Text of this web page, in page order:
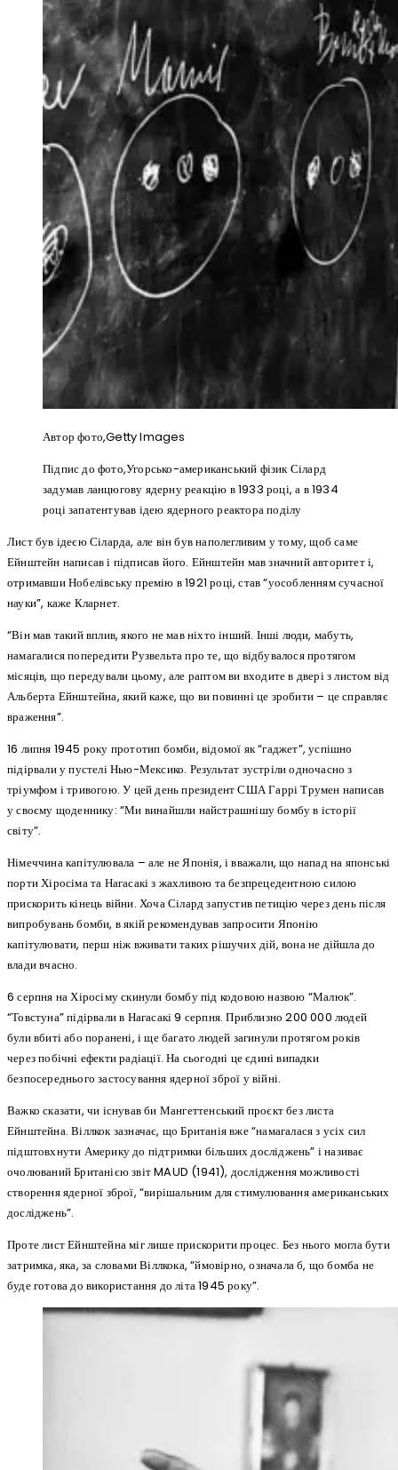
Автор фото,Getty Images
Підпис до фото,Угорсько-американський фізик Сілард
задумав ланцюгову ядерну реакцію в 1933 році, а в 1934
році запатентував ідею ядерного реактора поділу
Лист був ідеєю Сіларда, але він був наполегливим у тому, щоб саме
Ейнштейн написав і підписав його. Ейнштейн мав значний авторитет і,
отримавши Нобелівську премію в 1921 році, став “уособленням сучасної
науки”, каже Кларнет.
“Він мав такий вплив, якого не мав ніхто інший. Інші люди, мабуть,
намагалися попередити Рузвельта про те, що відбувалося протягом
місяців, що передували цьому, але раптом ви входите в двері з листом від
Альберта Ейнштейна, який каже, що ви повинні це зробити – це справляє
враження”.
16 липня 1945 року прототип бомби, відомої як “гаджет”, успішно
підірвали у пустелі Нью-Мексико. Результат зустріли одночасно з
тріумфом і тривогою. У цей день президент США Гаррі Трумен написав
у своєму щоденнику: “Ми винайшли найстрашнішу бомбу в історії
світу”.
Німеччина капітулювала – але не Японія, і вважали, що напад на японські
порти Хіросіма та Нагасакі з жахливою та безпрецедентною силою
прискорить кінець війни. Хоча Сілард запустив петицію через день після
випробувань бомби, в якій рекомендував запросити Японію
капітулювати, перш ніж вживати таких рішучих дій, вона не дійшла до
влади вчасно.
6 серпня на Хіросіму скинули бомбу під кодовою назвою “Малюк”.
“Товстуна” підірвали в Нагасакі 9 серпня. Приблизно 200 000 людей
були вбиті або поранені, і ще багато людей загинули протягом років
через побічні ефекти радіації. На сьогодні це єдині випадки
безпосереднього застосування ядерної зброї у війні.
Важко сказати, чи існував би Мангеттенський проєкт без листа
Ейнштейна. Віллкок зазначає, що Британія вже “намагалася з усіх сил
підштовхнути Америку до підтримки більших досліджень” і називає
очолюваний Британією звіт MAUD (1941), дослідження можливості
створення ядерної зброї, “вирішальним для стимулювання американських
досліджень”.
Проте лист Ейнштейна міг лише прискорити процес. Без нього могла бути
затримка, яка, за словами Віллкока, “ймовірно, означала б, що бомба не
буде готова до використання до літа 1945 року”.